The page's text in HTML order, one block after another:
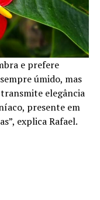
e prefere
úmido, mas
elegância
presente em
explica Rafael.